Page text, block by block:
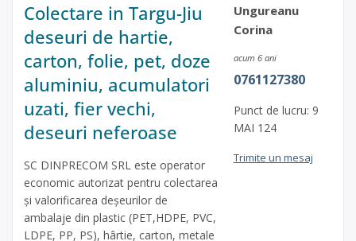
Colectare in Targu-Jiu
deseuri de hartie,
carton, folie, pet, doze
aluminiu, acumulatori
uzati, fier vechi,
deseuri neferoase
SC DINPRECOM SRL este operator
economic autorizat pentru colectarea
și valorificarea deșeurilor de
ambalaje din plastic (PET,HDPE, PVC,
LDPE, PP, PS), hârtie, carton, metale
Ungureanu
Corina
acum 6 ani
0761127380
Punct de lucru: 9
MAI 124
Trimite un mesaj